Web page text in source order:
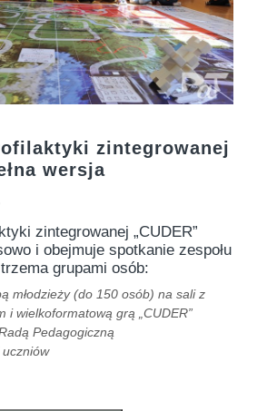
zintegrowanej
wersja
zintegrowanej „CUDER”
i obejmuje spotkanie zespołu
grupami osób:
młodzieży (do 150 osób) na sali z
i wielkoformatową grą „CUDER”
Pedagogiczną